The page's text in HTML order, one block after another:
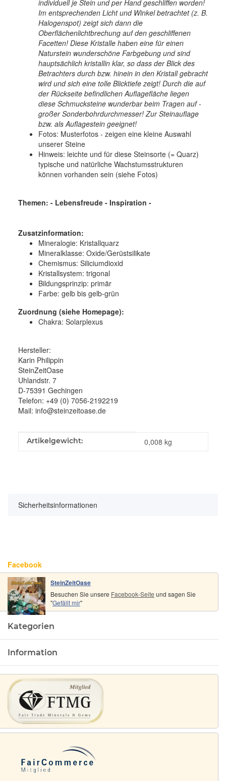
individuell je Stein und per Hand geschliffen worden!
Im entsprechenden Licht und Winkel betrachtet (z. B.
Halogenspot) zeigt sich dann die
Oberflächenlichtbrechung auf den geschliffenen
Facetten! Diese Kristalle haben eine für einen
Naturstein wunderschöne Farbgebung und sind
hauptsächlich kristallin klar, so dass der Blick des
Betrachters durch bzw. hinein in den Kristall gebracht
wird und sich eine tolle Blicktiefe zeigt! Durch die auf
der Rückseite befindlichen Auflagefläche liegen
diese Schmucksteine wunderbar beim Tragen auf -
großer Sonderbohrdurchmesser! Zur Steinauflage
bzw. als Auflagestein geeignet!
Fotos: Musterfotos - zeigen eine kleine Auswahl
unserer Steine
Hinweis: leichte und für diese Steinsorte (= Quarz)
typische und natürliche Wachstumsstrukturen
können vorhanden sein (siehe Fotos)
Themen: - Lebensfreude - Inspiration -
Zusatzinformation:
Mineralogie: Kristallquarz
Mineralklasse: Oxide/Gerüstsilikate
Chemismus: Siliciumdioxid
Kristallsystem: trigonal
Bildungsprinzip: primär
Farbe: gelb bis gelb-grün
Zuordnung (siehe Homepage):
Chakra: Solarplexus
Hersteller:
Karin Philippin
SteinZeitOase
Uhlandstr. 7
D-75391 Gechingen
Telefon: +49 (0) 7056-2192219
Mail: info@steinzeitoase.de
Produkteigenschaft
Wert
Artikelgewicht: 0,008 kg
Sicherheitsinformationen
Facebook
SteinZeitOase
Besuchen Sie unsere Facebook-Seite und sagen Sie
"Gefällt mir"
Kategorien
Information